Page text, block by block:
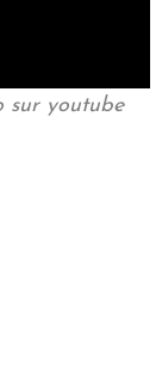
sur youtube